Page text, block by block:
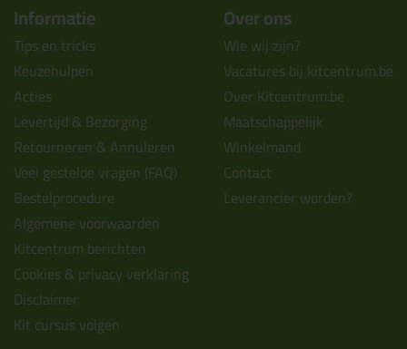
Informatie
Tips en tricks
Keuzehulpen
Acties
Levertijd & Bezorging
Retourneren & Annuleren
Veel gestelde vragen (FAQ)
Bestelprocedure
Algemene voorwaarden
Kitcentrum berichten
Cookies & privacy verklaring
Disclaimer
Kit cursus volgen
Over ons
Wie wij zijn?
Vacatures bij kitcentrum.be
Over Kitcentrum.be
Maatschappelijk
Winkelmand
Contact
Leverancier worden?